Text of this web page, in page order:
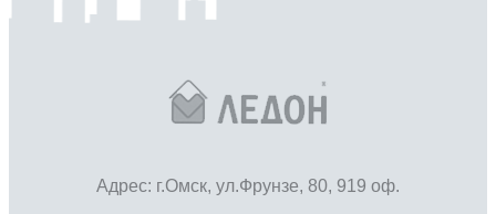
Адрес: г.Омск, ул.Фрунзе, 80, 919 оф.